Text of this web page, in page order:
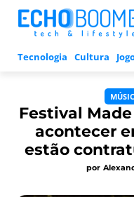
Tecnologia Cultura
Festival
acontecer
estão
por